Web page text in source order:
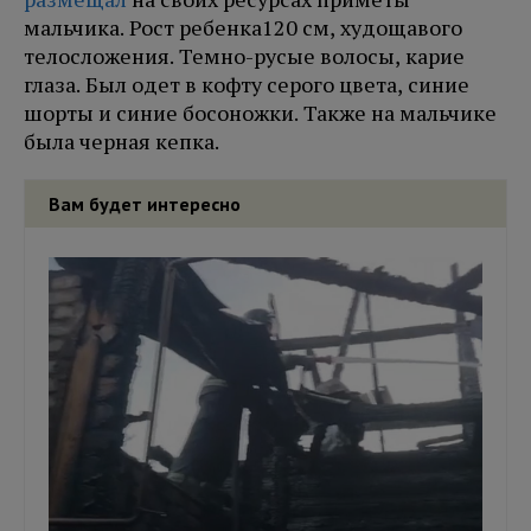
мальчика. Рост ребенка120 см, худощавого
телосложения. Темно-русые волосы, карие
глаза. Был одет в кофту серого цвета, синие
шорты и синие босоножки. Также на мальчике
была черная кепка.
Вам будет интересно